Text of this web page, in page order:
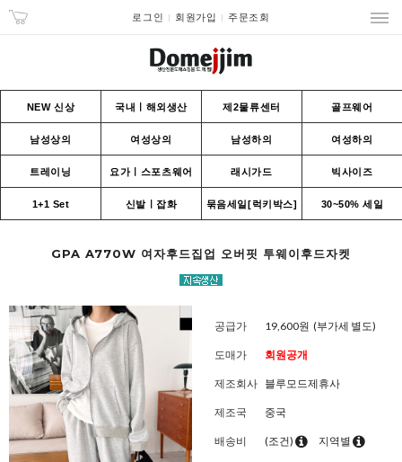
로그인 회원가입 주문조회
NEW 신상 국내ㅣ해외생산 제2물류센터 골프웨어
남성상의 여성상의 남성하의 여성하의
트레이닝 요가ㅣ스포츠웨어 래시가드 빅사이즈
1+1 Set 신발ㅣ잡화 묶음세일[럭키박스] 30~50% 세일
GPA A770W 여자후드집업 오버핏 투웨이후드자켓
공급가 19,600원 (부가세 별도)
도매가 회원공개
제조회사 블루모드제휴사
제조국 중국
배송비 (조건) 지역별